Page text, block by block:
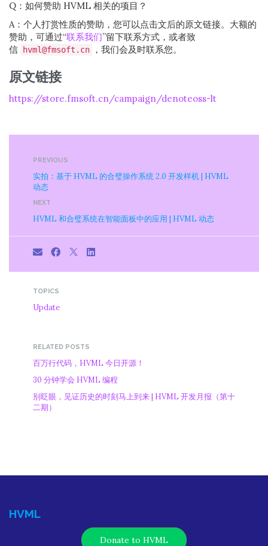
Q：如何赞助 HVML 相关的项目？
A：个人打赏性质的赞助，您可以点击文后的原文链接。大额的
赞助，可通过“联系我们”留下联系方式，或者致
信
hvml@fmsoft.cn ，我们会及时联系您。
原文链接
https://store.fmsoft.cn/campaign/denoteoss-lt
PREVIOUS
实拍：基于 HVML 的合璧操作系统 2.0 开发样机 | HVML
动态
NEXT
HVML 和合璧系统在智能面板中的应用 | HVML 动态
TOPICS
Update
RELATED POSTS
百万行代码，HVML 今日开源！
30 分钟学会 HVML 编程
别眨眼，见证历史的时刻马上到来 | HVML 开发月报（第十
二期）
HVML
Donate to HVML